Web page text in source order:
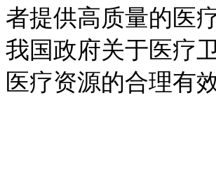
者提供高质量的医
我国政府关于医疗
医疗资源的合理有